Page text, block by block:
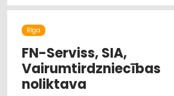
Rīga
FN-Serviss, SIA,
Vairumtirdzniecības
noliktava